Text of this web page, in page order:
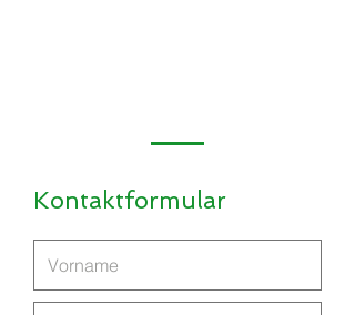
Kontaktformular